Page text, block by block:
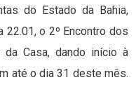
do Estado da Bahia,
22.01, o 2º Encontro dos
da Casa, dando início à
até o dia 31 deste mês.